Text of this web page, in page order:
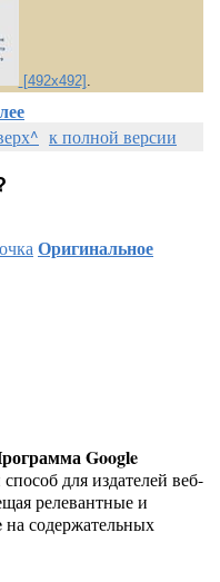
[492x492] .
к полной версии
Оригинальное
Google
для издателей веб-
релевантные и
на содержательных